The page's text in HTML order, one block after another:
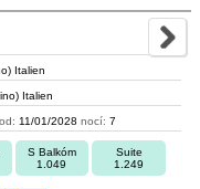
Italien
Italien
11/01/2028 nocí: 7
S Balkóm
1.049
Suite
1.249